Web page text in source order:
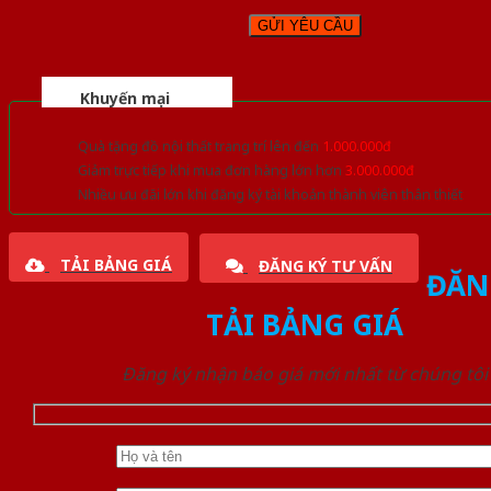
Khuyến mại
Quà tặng đồ nội thất trang trí lên đến 1.000.000đ
Giảm trực tiếp khi mua đơn hàng lớn hơn 3.000.000đ
Nhiều ưu đãi lớn khi đăng ký tài khoản thành viên thân thiết
TẢI BẢNG GIÁ ĐĂNG KÝ TƯ VẤN
TẢI BẢNG GIÁ
Đăng ký nhận báo giá mới nhất từ chúng tôi